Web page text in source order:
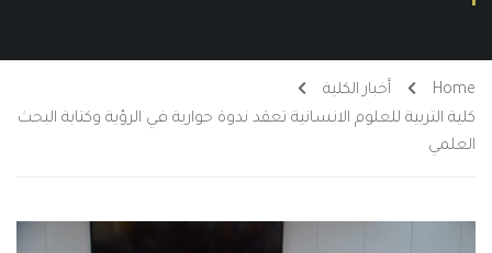
Home
أخبار الكلية
كلية التربية للعلوم الانسانية تعقد ندوة حوارية في الرؤية وكتابة البحث
العلمي